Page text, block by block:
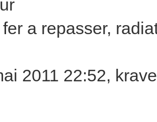
a repasser,
2011 22:52,